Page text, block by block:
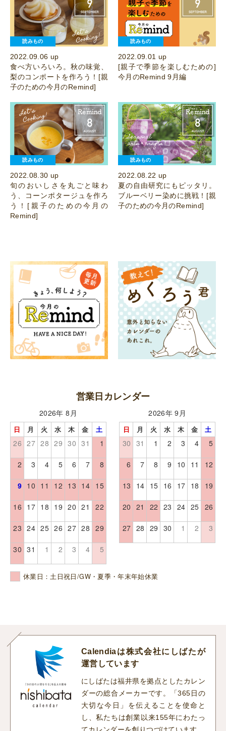
読みもの
2022.09.06 up
食べ方いろいろ。秋の味覚、
梨のコンポートを作ろう！[親
子のための今月のRemind]
読みもの
2022.09.01 up
[親子で季節を楽しむための]
今月のRemind 9月編
読みもの
2022.08.30 up
旬のおいしさを丸ごと味わ
う、コーンポタージュを作ろ
う！[親子のための今月の
Remind]
読みもの
2022.08.22 up
夏の自由研究にもピッタリ。
ブルーベリー染めに挑戦！[親
子のための今月のRemind]
営業日カレンダー
2026年 8月
日 月 火 水 木 金 土
26 27 28 29 30 31 1
2 3 4 5 6 7 8
9 10 11 12 13 14 15
16 17 18 19 20 21 22
23 24 25 26 27 28 29
30 31 1 2 3 4 5
2026年 9月
日 月 火 水 木 金 土
30 31 1 2 3 4 5
6 7 8 9 10 11 12
13 14 15 16 17 18 19
20 21 22 23 24 25 26
27 28 29 30 1 2 3
休業日：土日祝日/GW・夏季・年末年始休業
Calendiaは株式会社にしばたが
運営しています
にしばたは福井県を拠点としたカレン
ダーの総合メーカーです。「365日の
大切な今日」を伝えることを使命と
し、私たちは創業以来155年にわたっ